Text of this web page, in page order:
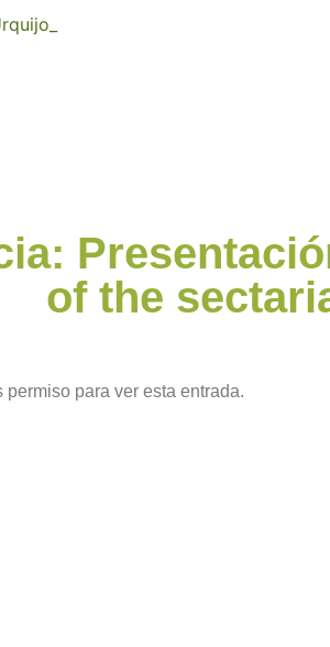
of the
permiso para ver esta entrada.